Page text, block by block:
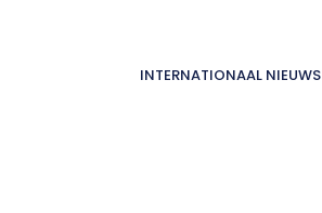
INTERNATIONAAL NIEUWS